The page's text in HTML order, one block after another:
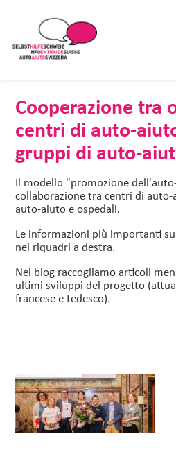
Cooperazione tra
centri di auto-
gruppi di auto-
Il modello "promozione
collaborazione tra centri di
auto-aiuto e ospedali.
Le informazioni più importanti
nei riquadri a destra.
Nel blog raccogliamo articoli
ultimi sviluppi del progetto
francese e tedesco).